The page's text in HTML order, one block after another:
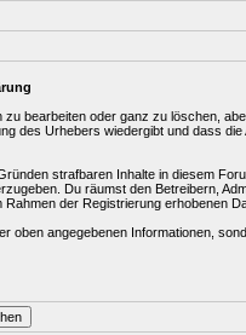
bearbeiten oder ganz zu löschen,
des Urhebers wiedergibt und dass
strafbaren Inhalte in diesem
Du räumst den Betreibern,
der Registrierung erhobenen
angegebenen Informationen,